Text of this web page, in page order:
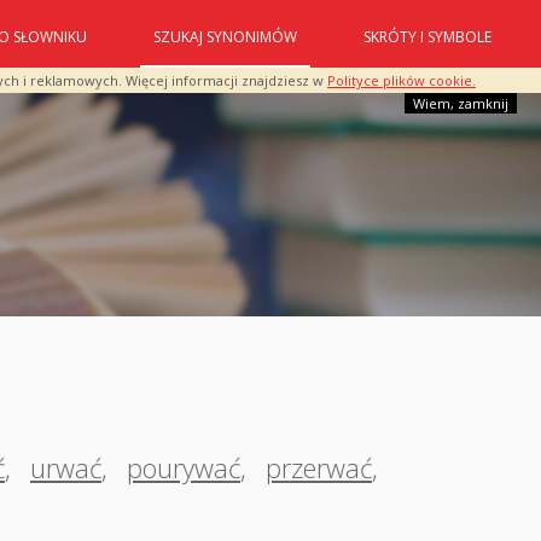
i reklamowych. Więcej informacji znajdziesz w Polityce plików cookie.
Wiem, zamknij
O SŁOWNIKU SZUKAJ SYNONIMÓW SKRÓTY I SYMBOLE
, urwać, pourywać, przerwać,